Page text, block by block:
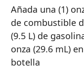
Añada una (1)
de combustible
(9.5 L) de
onza (29.6 mL)
botella